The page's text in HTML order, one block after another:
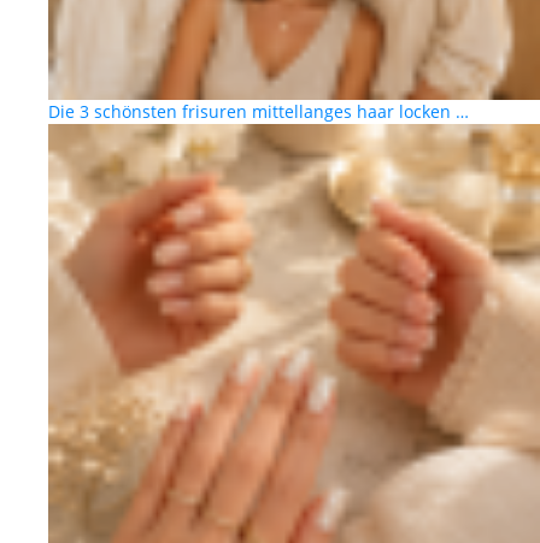
Die 3 schönsten frisuren mittellanges haar locken …